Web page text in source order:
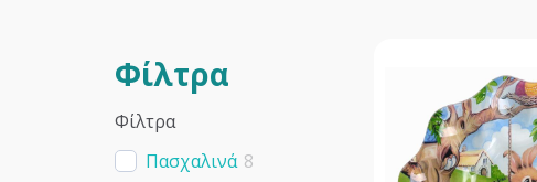
Φίλτρα
Φίλτρα
Πασχαλινά 8